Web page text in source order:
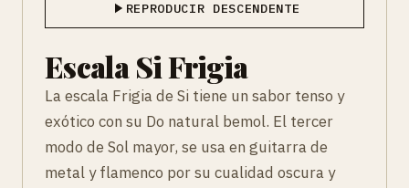
REPRODUCIR DESCENDENTE
Escala Si Frigia
La escala Frigia de Si tiene un sabor tenso y
exótico con su Do natural bemol. El tercer
modo de Sol mayor, se usa en guitarra de
metal y flamenco por su cualidad oscura y